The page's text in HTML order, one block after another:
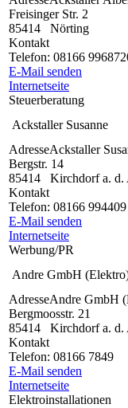
Freisinger Str. 2
85414
Nörting
Kontakt
Telefon: 08166
E-Mail senden
Internetseite
Steuerberatung
Ackstaller Susanne
AdresseAckstaller
Bergstr. 14
85414
Kirchdorf a. d.
Kontakt
Telefon: 08166 994409
E-Mail senden
Internetseite
Werbung/PR
Andre GmbH
AdresseAndre GmbH
Bergmoosstr. 21
85414
Kirchdorf a. d.
Kontakt
Telefon: 08166 7849
E-Mail senden
Internetseite
Elektroinstallationen